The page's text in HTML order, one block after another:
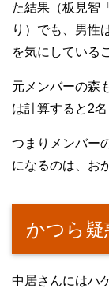
た結果（板見智
り）でも、男性
を気にしている
元メンバーの森
は計算すると2名
つまりメンバー
になるのは、お
かつら疑
中居さんにはハ